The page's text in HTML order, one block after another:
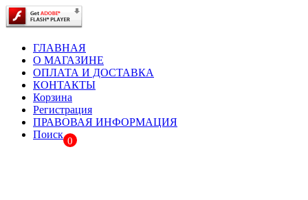
ГЛАВНАЯ
О МАГАЗИНЕ
ОПЛАТА И ДОСТАВКА
КОНТАКТЫ
Корзина
Регистрация
ПРАВОВАЯ ИНФОРМАЦИЯ
Поиск
0